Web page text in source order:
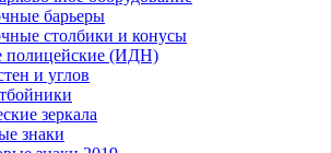
барьеры
столбики и конусы
полицейские (ИДН)
и углов
зеркала
знаки